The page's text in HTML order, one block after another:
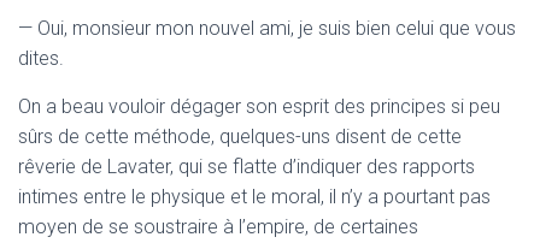
— Oui, monsieur mon nouvel ami, je suis bien celui que vous
dites.
On a beau vouloir dégager son esprit des principes si peu
sûrs de cette méthode, quelques-uns disent de cette
rêverie de Lavater, qui se flatte d’indiquer des rapports
intimes entre le physique et le moral, il n’y a pourtant pas
moyen de se soustraire à l’empire, de certaines